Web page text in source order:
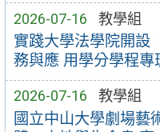
2026-07-16 教學組
實踐大學法學院開設
務與應 用學分學程專
2026-07-16 教學組
國立中山大學劇場藝